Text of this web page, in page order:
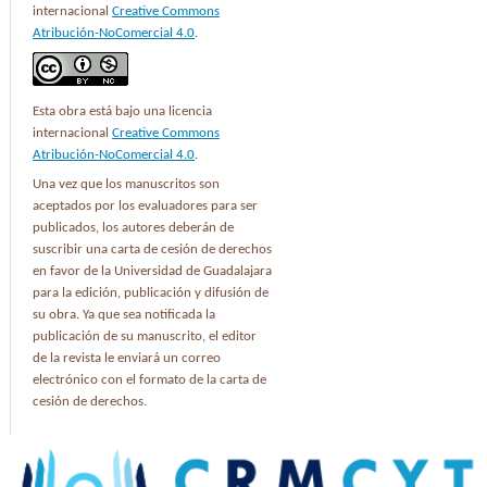
internacional Creative Commons
Atribución-NoComercial 4.0.
Esta obra está bajo una licencia
internacional Creative Commons
Atribución-NoComercial 4.0.
Una vez que los manuscritos son
aceptados por los evaluadores para ser
publicados, los autores deberán de
suscribir una carta de cesión de derechos
en favor de la Universidad de Guadalajara
para la edición, publicación y difusión de
su obra. Ya que sea notificada la
publicación de su manuscrito, el editor
de la revista le enviará un correo
electrónico con el formato de la carta de
cesión de derechos.